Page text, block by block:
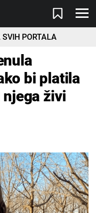
PORTALA
bi platila
živi